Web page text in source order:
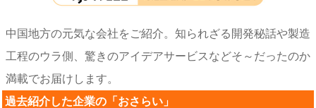
中国地方の元気な会社をご紹介。知られざる開発秘話や製造
工程のウラ側、驚きのアイデアサービスなどそ～だったのか
満載でお届けします。
過去紹介した企業の「おさらい」